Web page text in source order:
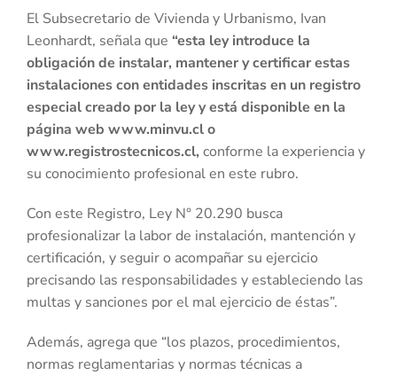
El Subsecretario de Vivienda y Urbanismo, Ivan
Leonhardt, señala que “esta ley introduce la
obligación de instalar, mantener y certificar estas
instalaciones con entidades inscritas en un registro
especial creado por la ley y está disponible en la
página web www.minvu.cl o
www.registrostecnicos.cl, conforme la experiencia y
su conocimiento profesional en este rubro.
Con este Registro, Ley N° 20.290 busca
profesionalizar la labor de instalación, mantención y
certificación, y seguir o acompañar su ejercicio
precisando las responsabilidades y estableciendo las
multas y sanciones por el mal ejercicio de éstas”.
Además, agrega que “los plazos, procedimientos,
normas reglamentarias y normas técnicas a